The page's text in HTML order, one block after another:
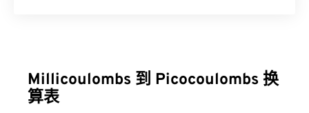
Millicoulombs 到 Picocoulombs 换
算表